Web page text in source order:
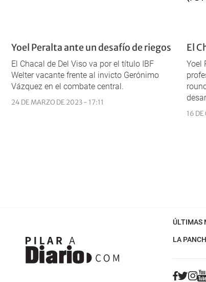
Yoel Peralta ante un desafío de riegos
El Chacal de Del Viso va por el título IBF
Welter vacante frente al invicto Gerónimo
Vázquez en el combate central.
24 DE MARZO DE 2023 - 17:11
El
Yoel
16
ÚLTIMAS
LA